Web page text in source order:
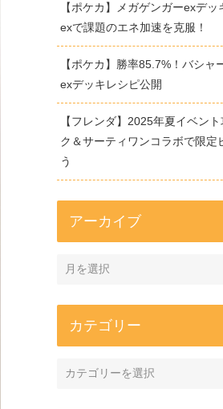
【ポケカ】メガゲンガーexデ
exで課題のエネ加速を克服！
【ポケカ】勝率85.7%！バシャ
exデッキレシピ公開
【フレンダ】2025年夏イベン
ク＆サーティワンコラボで限定
う
アーカイブ
カテゴリー